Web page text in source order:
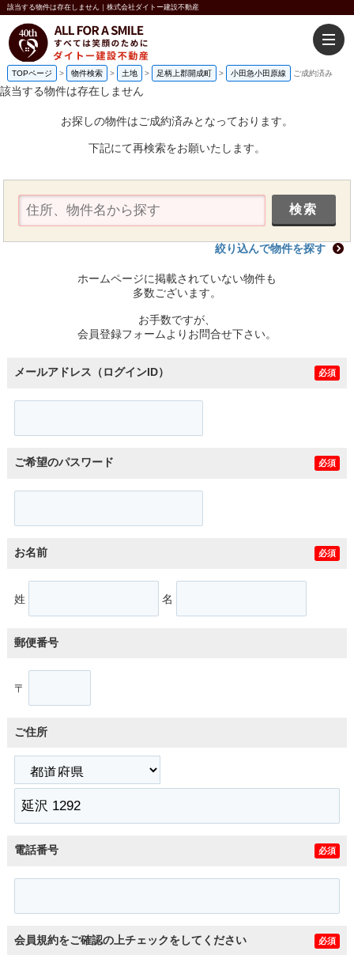
該当する物件は存在しません｜株式会社ダイトー建設不動産
TOPページ > 物件検索 > 土地 > 足柄上郡開成町 > 小田急小田原線 ご成約済み
該当する物件は存在しません
お探しの物件はご成約済みとなっております。
下記にて再検索をお願いたします。
絞り込んで物件を探す
ホームページに掲載されていない物件も
多数ございます。
お手数ですが、
会員登録フォームよりお問合せ下さい。
メールアドレス（ログインID） 必須
ご希望のパスワード 必須
お名前 必須
姓 名
郵便番号
〒
ご住所
電話番号 必須
会員規約をご確認の上チェックをしてください 必須